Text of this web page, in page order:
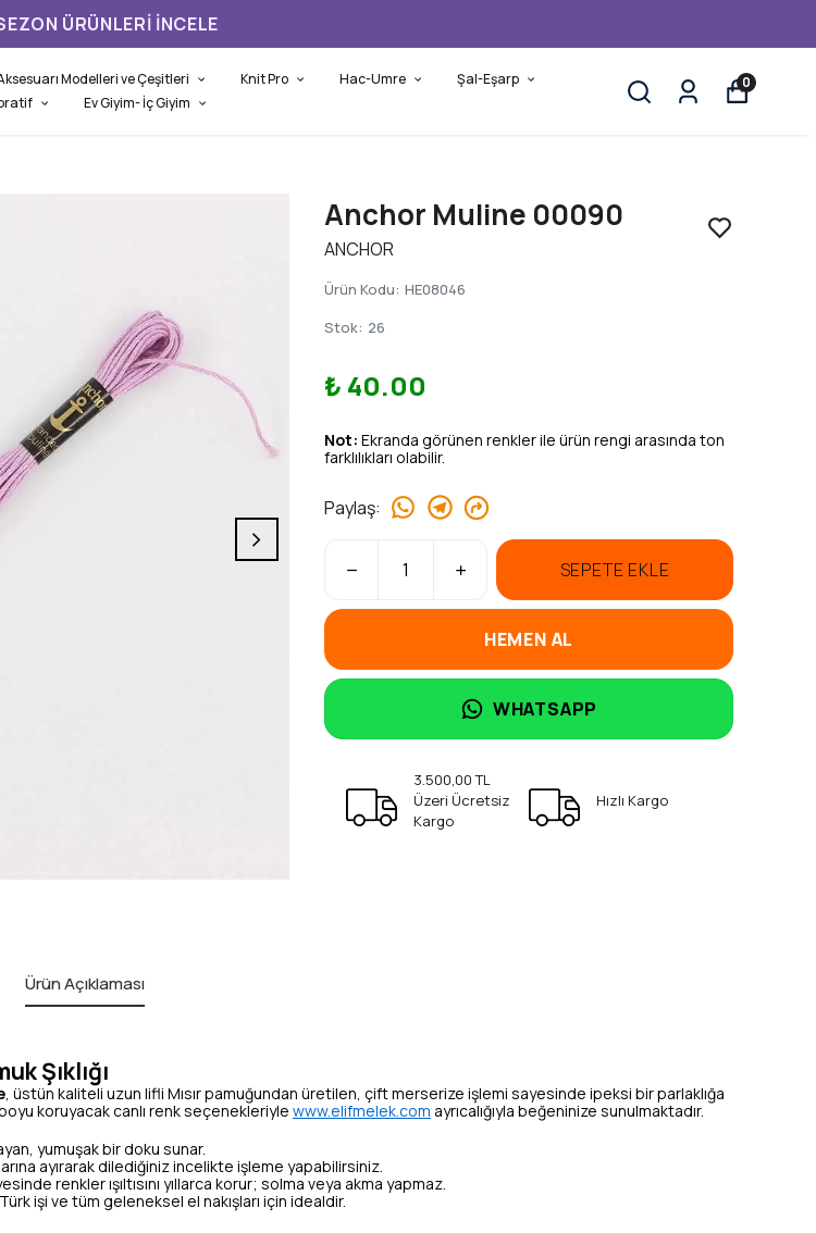
ÜRÜNLERI İNCELE
Modelleri ve Çeşitleri Knit Pro Hac-Umre
Şal-Eşarp
Ev Giyim- İç Giyim
0
Anchor Muline 00090
ANCHOR
Ürün Kodu: HE08046
Stok: 26
₺ 40.00
Not: Ekranda görünen renkler ile ürün rengi arasında ton
farklılıkları olabilir.
Paylaş:
SEPETE EKLE
HEMEN AL
WHATSAPP
3.500,00 TL
Üzeri Ücretsiz
Kargo
Hızlı Kargo
Ürün Açıklaması
Şıklığı
, üstün kaliteli uzun lifli Mısır pamuğundan üretilen, çift merserize işlemi sayesinde ipeksi bir parlaklığa
koruyacak canlı renk seçenekleriyle www.elifmelek.com ayrıcalığıyla beğeninize sunulmaktadır.
yumuşak bir doku sunar.
ayırarak dilediğiniz incelikte işleme yapabilirsiniz.
renkler ışıltısını yıllarca korur; solma veya akma yapmaz.
işi ve tüm geleneksel el nakışları için idealdir.